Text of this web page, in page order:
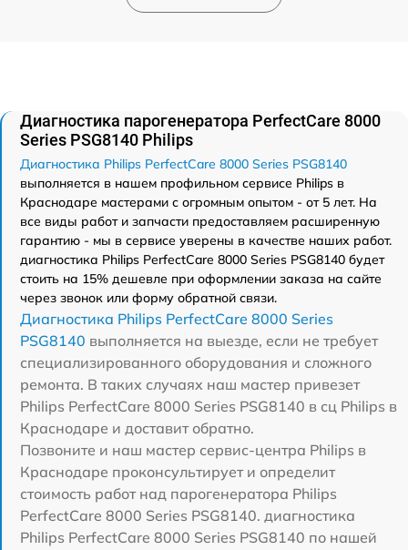
Диагностика парогенератора PerfectCare 8000
Series PSG8140 Philips
Диагностика Philips PerfectCare 8000 Series PSG8140
выполняется в нашем профильном сервисе Philips в
Краснодаре мастерами с огромным опытом - от 5 лет. На
все виды работ и запчасти предоставляем расширенную
гарантию - мы в сервисе уверены в качестве наших работ.
диагностика Philips PerfectCare 8000 Series PSG8140 будет
стоить на 15% дешевле при оформлении заказа на сайте
через звонок или форму обратной связи.
Диагностика Philips PerfectCare 8000 Series
PSG8140 выполняется на выезде, если не требует
специализированного оборудования и сложного
ремонта. В таких случаях наш мастер привезет
Philips PerfectCare 8000 Series PSG8140 в сц Philips в
Краснодаре и доставит обратно.
Позвоните и наш мастер сервис-центра Philips в
Краснодаре проконсультирует и определит
стоимость работ над парогенератора Philips
PerfectCare 8000 Series PSG8140. диагностика
Philips PerfectCare 8000 Series PSG8140 по нашей